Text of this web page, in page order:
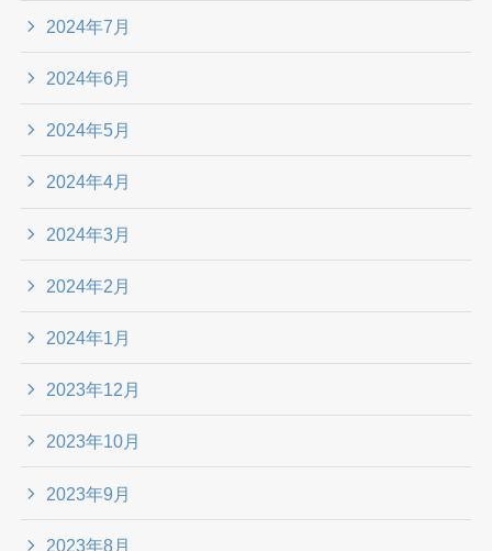
2024年7月
2024年6月
2024年5月
2024年4月
2024年3月
2024年2月
2024年1月
2023年12月
2023年10月
2023年9月
2023年8月